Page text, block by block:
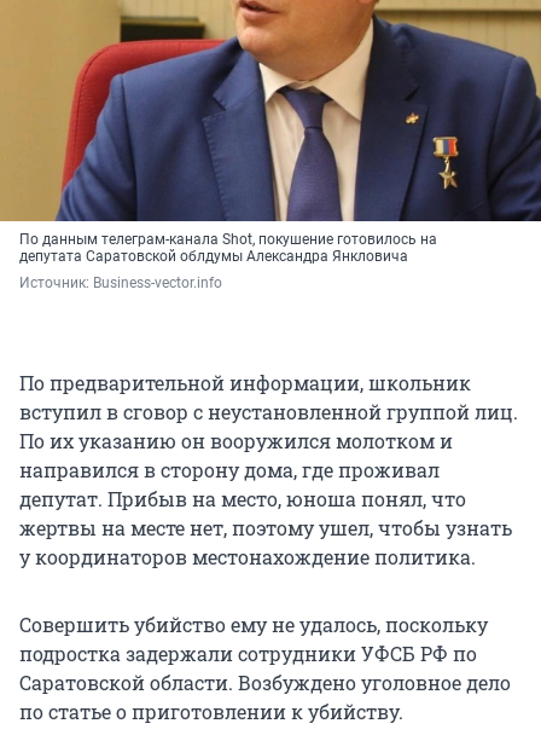
По данным телеграм-канала Shot, покушение готовилось на
депутата Саратовской облдумы Александра Янкловича
Источник: Business-vector.info
По предварительной информации, школьник
вступил в сговор с неустановленной группой лиц.
По их указанию он вооружился молотком и
направился в сторону дома, где проживал
депутат. Прибыв на место, юноша понял, что
жертвы на месте нет, поэтому ушел, чтобы узнать
у координаторов местонахождение политика.
Совершить убийство ему не удалось, поскольку
подростка задержали сотрудники УФСБ РФ по
Саратовской области. Возбуждено уголовное дело
по статье о приготовлении к убийству.